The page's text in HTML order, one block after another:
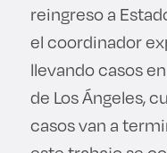
reingreso a
el coordinador
llevando casos
de Los Ángeles,
casos van a